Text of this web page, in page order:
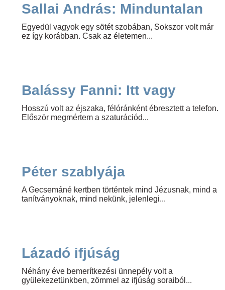
Sallai András: Minduntalan
Egyedül vagyok egy sötét szobában, Sokszor volt már
ez így korábban. Csak az életemen...
Balássy Fanni: Itt vagy
Hosszú volt az éjszaka, félóránként ébresztett a telefon.
Először megmértem a szaturációd...
Péter szablyája
A Gecsemáné kertben történtek mind Jézusnak, mind a
tanítványoknak, mind nekünk, jelenlegi...
Lázadó ifjúság
Néhány éve bemerítkezési ünnepély volt a
gyülekezetünkben, zömmel az ifjúság soraiból...